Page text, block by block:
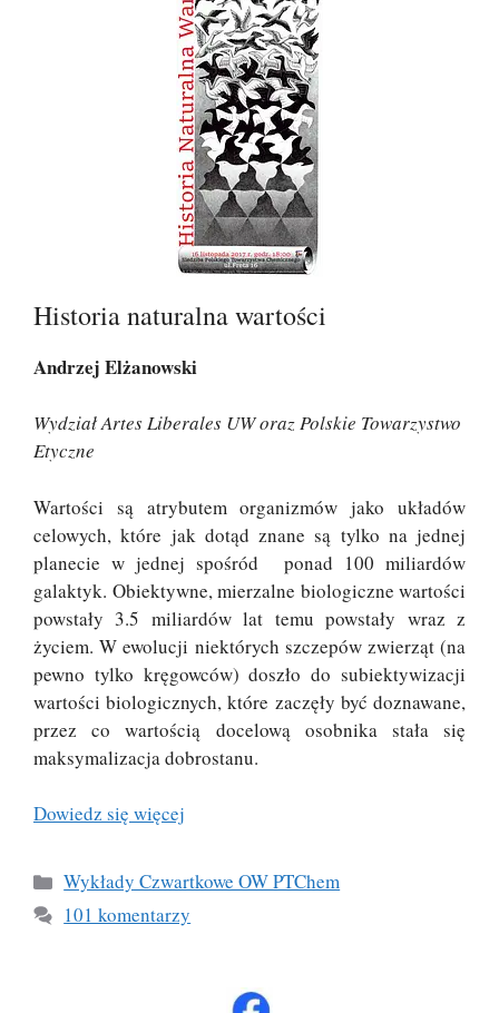
Historia naturalna wartości
Andrzej Elżanowski
Wydział Artes Liberales UW oraz Polskie Towarzystwo
Etyczne
Wartości są atrybutem organizmów jako układów
celowych, które jak dotąd znane są tylko na jednej
planecie w jednej spośród ponad 100 miliardów
galaktyk. Obiektywne, mierzalne biologiczne wartości
powstały 3.5 miliardów lat temu powstały wraz z
życiem. W ewolucji niektórych szczepów zwierząt (na
pewno tylko kręgowców) doszło do subiektywizacji
wartości biologicznych, które zaczęły być doznawane,
przez co wartością docelową osobnika stała się
maksymalizacja dobrostanu.
Dowiedz się więcej
Kategorie
Wykłady Czwartkowe OW PTChem
101 komentarzy